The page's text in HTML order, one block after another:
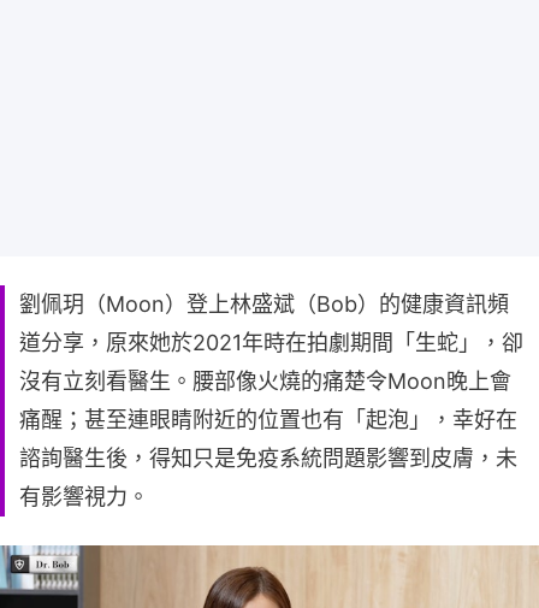
劉佩玥（Moon）登上林盛斌（Bob）的健康資訊頻
道分享，原來她於2021年時在拍劇期間「生蛇」，卻
沒有立刻看醫生。腰部像火燒的痛楚令Moon晚上會
痛醒；甚至連眼睛附近的位置也有「起泡」，幸好在
諮詢醫生後，得知只是免疫系統問題影響到皮膚，未
有影響視力。